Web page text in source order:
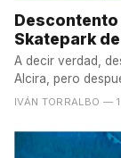
Skatepark
A decir verdad,
Alcira, pero
IVÁN TORRALBO —